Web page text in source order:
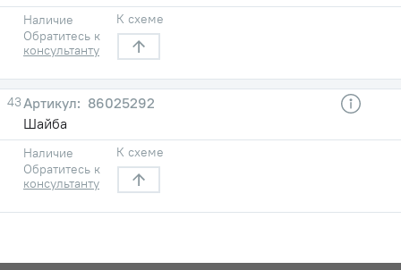
Наличие
Обратитесь к
консультанту
К схеме
43
86025292
Шайба
Наличие
Обратитесь к
консультанту
К схеме